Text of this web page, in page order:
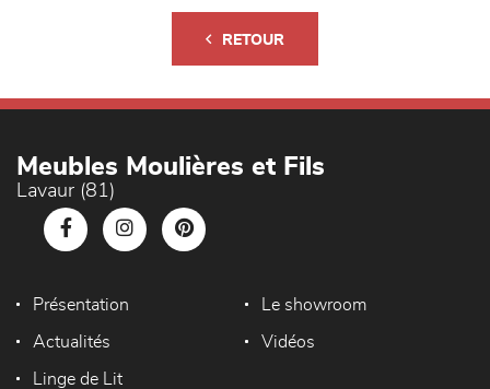
RETOUR
Meubles Moulières et Fils
Lavaur (81)
Présentation Le showroom
Actualités Vidéos
Linge de Lit